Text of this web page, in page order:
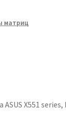
матриц
X551 series,